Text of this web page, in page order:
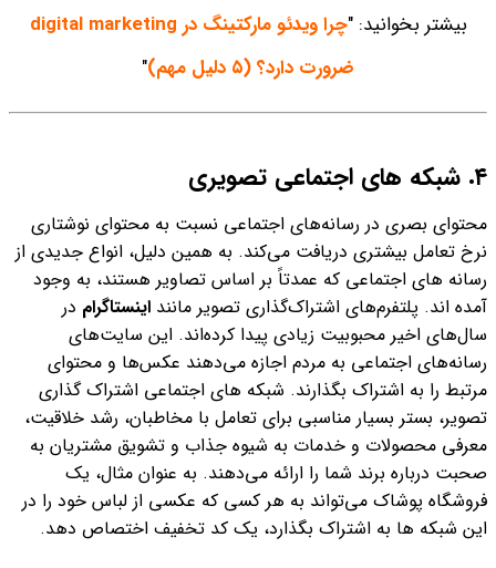
بیشتر بخوانید: "
چرا ویدئو مارکتینگ در digital marketing
ضرورت دارد؟ (۵ دلیل مهم)
"
٤. شبکه های اجتماعی تصویری
محتوای بصری در رسانه‌های اجتماعی نسبت به محتوای نوشتاری
نرخ تعامل بیشتری دریافت می‌کند. به همین دلیل، انواع جدیدی از
رسانه های اجتماعی که عمدتاً بر اساس تصاویر هستند، به وجود
آمده اند. پلتفرم‌های اشتراک‌گذاری تصویر مانند اینستاگرام در
سال‌های اخیر محبوبیت زیادی پیدا کرده‌اند. این سایت‌های
رسانه‌های اجتماعی به مردم اجازه می‌دهند عکس‌ها و محتوای
مرتبط را به اشتراک بگذارند. شبکه های اجتماعی اشتراک گذاری
تصویر، بستر بسیار مناسبی برای تعامل با مخاطبان، رشد خلاقیت،
معرفی محصولات و خدمات به شیوه جذاب و تشویق مشتریان به
صحبت درباره برند شما را ارائه می‌دهند. به عنوان مثال، یک
فروشگاه پوشاک می‌تواند به هر کسی که عکسی از لباس خود را در
این شبکه ها به اشتراک‌ بگذارد، یک کد تخفیف اختصاص دهد.